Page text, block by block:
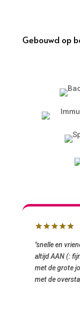
Gebouwd op
"snelle en
altijd AAN (:
met de grote
met de